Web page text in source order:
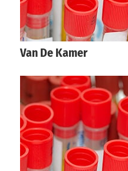
Van De Kamer